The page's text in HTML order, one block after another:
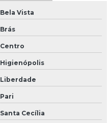
Bela Vista
Brás
Centro
Higienópolis
Liberdade
Pari
Santa Cecília